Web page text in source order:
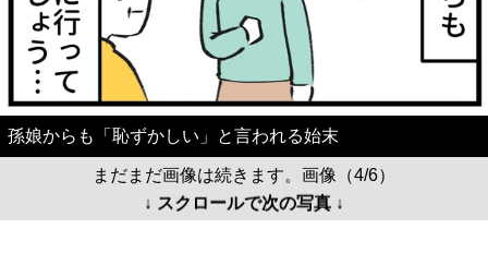
孫娘からも「恥ずかしい」と言われる始末
まだまだ画像は続きます。画像（4/6）
↓ スクロールで次の写真 ↓